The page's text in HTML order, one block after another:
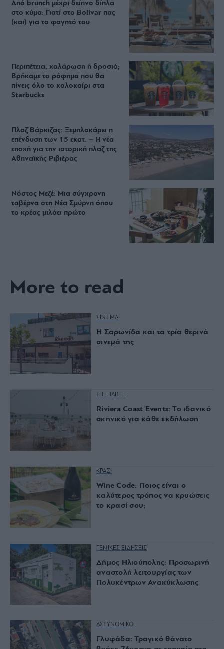
Από brunch μέχρι δείπνο δίπλα
στο κύμα: Γιατί στο Bolivar πας
(και) για το φαγητό του
Περιπέτεια, χαλάρωση ή δροσιά;
Βρήκαμε το ρόφημα που θα
πίνεις όλο το καλοκαίρι στα
Starbucks
Πλαζ Βάρκιζας: Ξεμπλοκάρει η
επένδυση των 15 εκατ. – Η νέα
εποχή για την ιστορική πλαζ της
Αθηναϊκής Ριβιέρας
Νόστος Μεζέ: Μια σύγχρονη
ταβέρνα στη Νέα Σμύρνη όπου
το κρέας μιλάει πρώτο
More to read
ΣΙΝΕΜΑ
Η Σαρωνίδα και τα τρία θερινά
σινεμά της
THE TABLE
Riviera Coast Events: Το ιδανικό
σκηνικό για κάθε εκδήλωση
ΚΡΑΣΙ
Wine Code: Ποιος είναι ο
καλύτερος τρόπος να κρυώσεις
το κρασί σου;
ΓΕΝΙΚΕΣ ΕΙΔΗΣΕΙΣ
Δήμος Ηλιούπολης: Προσωρινή
αναστολή λειτουργίας των
Πολυκέντρων Ανακύκλωσης
ΑΣΤΥΝΟΜΙΚΟ
Γλυφάδα: Τραγικό θάνατο